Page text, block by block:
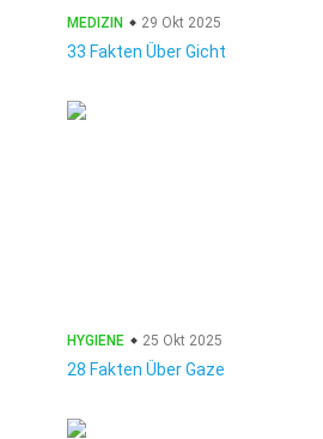
MEDIZIN 29 Okt 2025
33 Fakten Über Gicht
HYGIENE 25 Okt 2025
28 Fakten Über Gaze